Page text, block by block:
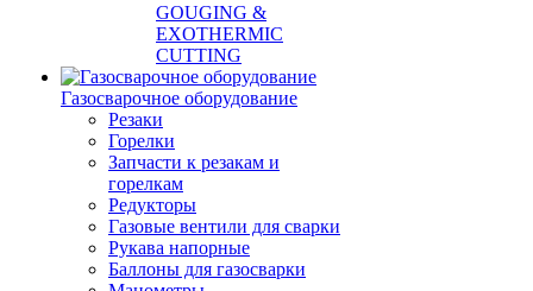
GOUGING &
EXOTHERMIC
CUTTING
Газосварочное оборудование
Резаки
Горелки
Запчасти к резакам и
горелкам
Редукторы
Газовые вентили для сварки
Рукава напорные
Баллоны для газосварки